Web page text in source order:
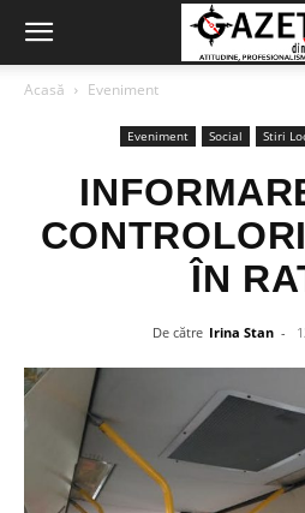
Acasă Eveniment
Eveniment Social Stiri
ÎN
De către Irina Stan -